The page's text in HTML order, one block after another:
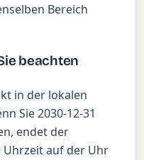
Bereich
beachten
in der lokalen
Sie 2030-12-31
endet der
Uhrzeit auf der Uhr